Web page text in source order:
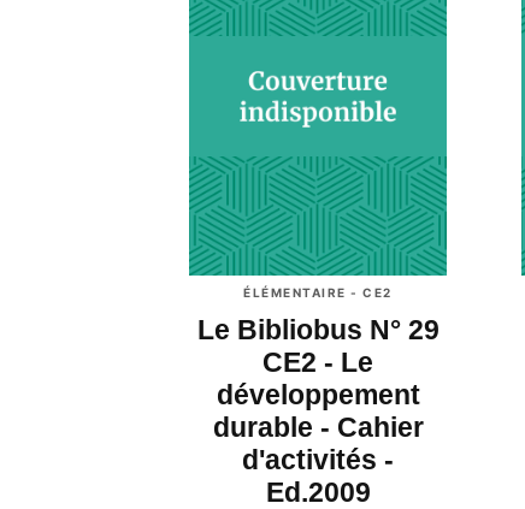
ÉLÉMENTAIRE - CE2
Le Bibliobus N° 29
CE2 - Le
développement
durable - Cahier
d'activités -
Ed.2009